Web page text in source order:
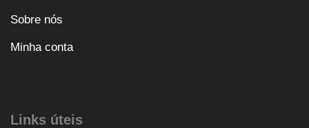
Sobre nós
Minha conta
Links úteis